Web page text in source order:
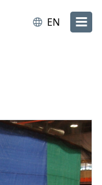
EN